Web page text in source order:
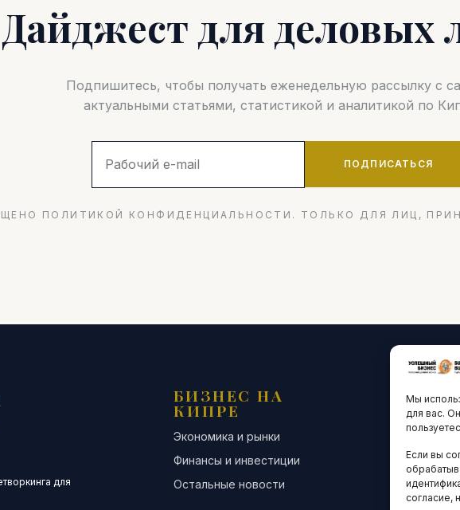
Мы
для вас.
Если вы
согласие,
Дайджест для деловых
Подпишитесь, чтобы получать еженедельную рассылку с
актуальными статьями, статистикой и аналитикой по
ПОДПИСАТЬСЯ
ПОЛИТИКОЙ КОНФИДЕНЦИАЛЬНОСТИ. ТОЛЬКО ДЛЯ ЛИЦ,
для
БИЗНЕС НА
КИПРЕ
Экономика и рынки
Финансы и инвестиции
Остальные новости
Стартапы
Цифровая
Остальные